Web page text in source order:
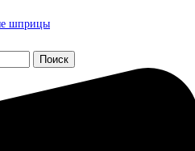
шприцы
Поиск